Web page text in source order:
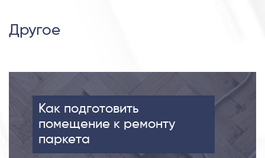
Другое
Как подготовить
помещение к ремонту
паркета